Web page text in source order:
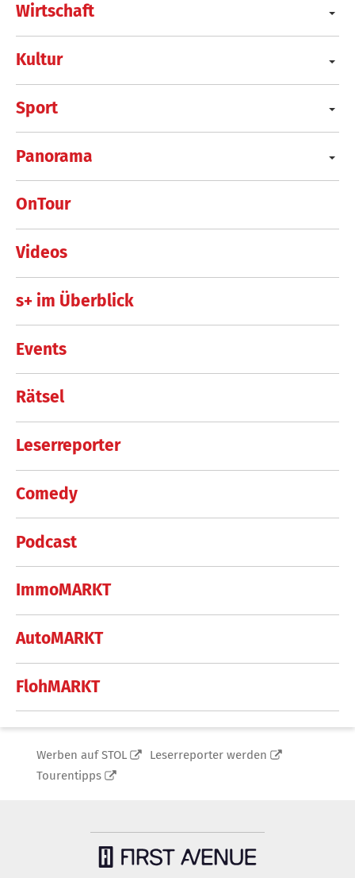
Wirtschaft
Kultur
Sport
Panorama
OnTour
Videos
s+ im Überblick
Events
Rätsel
Leserreporter
Comedy
Podcast
ImmoMARKT
AutoMARKT
FlohMARKT
Werben auf STOL
Leserreporter werden
Tourentipps